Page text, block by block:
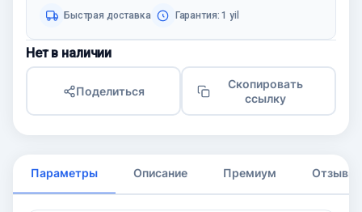
Быстрая доставка Гарантия: 1 yil
Нет в наличии
Поделиться
Скопировать
ссылку
Параметры Описание Премиум Отзывы